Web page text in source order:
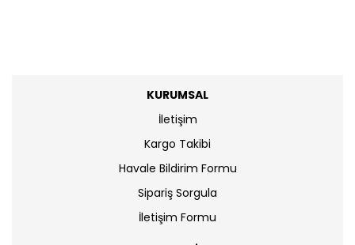
KURUMSAL
İletişim
Kargo Takibi
Havale Bildirim Formu
Sipariş Sorgula
İletişim Formu